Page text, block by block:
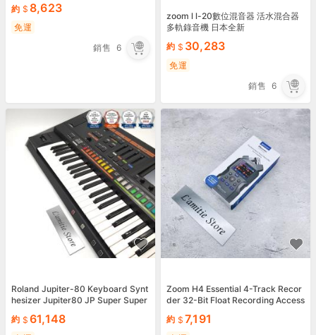
約
8,623
免運
銷售 6
zoom l l-20數位混音器 活水混合器
多軌錄音機 日本全新
約
30,283
免運
銷售 6
Roland Jupiter-80 Keyboard Synt
hesizer Jupiter80 JP Super Super
約 61,148
Zoom H4 Essential 4-Track Recor
der 32-Bit Float Recording Access
約 7,191